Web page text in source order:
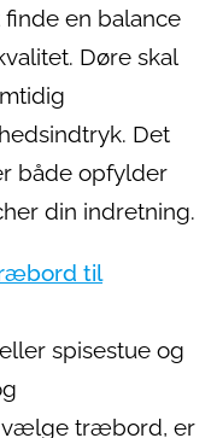
en balance
Døre skal
Det
både opfylder
din indretning.
til
spisestue og
vælge træbord, er